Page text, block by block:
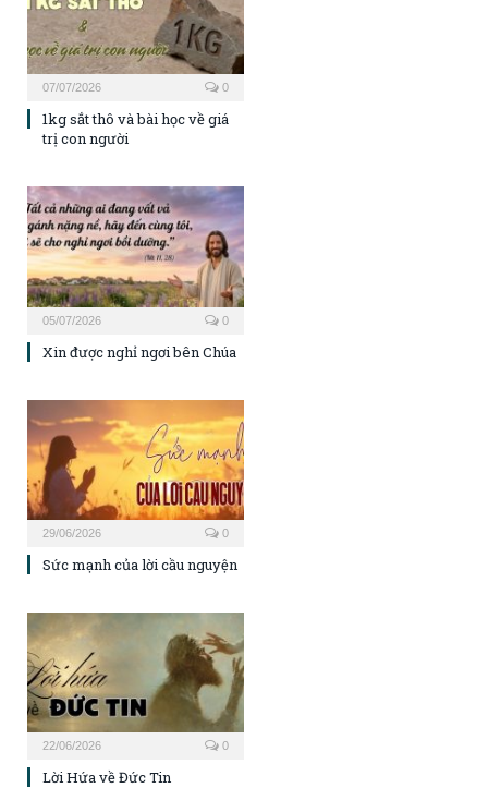
07/07/2026 0
1kg sắt thô và bài học về giá
trị con người
05/07/2026 0
Xin được nghỉ ngơi bên Chúa
29/06/2026 0
Sức mạnh của lời cầu nguyện
22/06/2026 0
Lời Hứa về Đức Tin